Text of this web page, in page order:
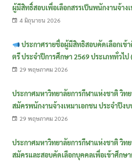
ผู้มีสิทธิ์สอบเพื่อเลือกสรรเป็นพนักงานจ้าง
4 มิถุนายน 2026
ประกาศรายชื่อผู้มีสิทธิสอบคัดเลือกเ
ตรี ประจำปีการศึกษา 2569 ประเภททั่วไป
29 พฤษภาคม 2026
ประกาศมหาวิทยาลัยการกีฬาแห่งชาติ วิทย
สมัครพนักงานจ้างเหมาเอกชน ประจำปีง
29 พฤษภาคม 2026
ประกาศมหาวิทยาลัยการกีฬาแห่งชาติ วิทย
สมัครและสอบคัดเลือกบุคคลเพื่อเข้าศึกษ